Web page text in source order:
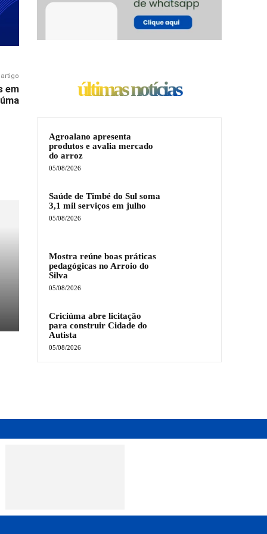
em
últimas notícias
Agroalano apresenta
produtos e avalia mercado
do arroz
05/08/2026
Saúde de Timbé do Sul soma
3,1 mil serviços em julho
05/08/2026
Mostra reúne boas práticas
pedagógicas no Arroio do
Silva
05/08/2026
Criciúma abre licitação
para construir Cidade do
Autista
05/08/2026